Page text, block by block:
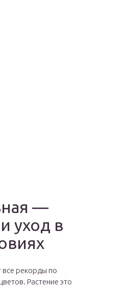
—
уход в
все рекорды по
Растение это